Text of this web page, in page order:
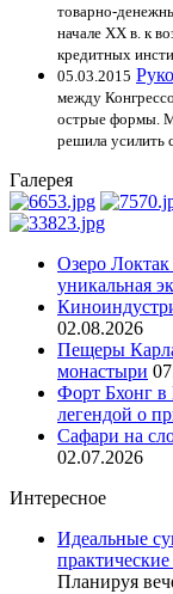
товарно-
начале XX в. к
кредитных
05.03.2015
между
острые формы.
решила
Галерея
Озеро
уникальная
02.08.2026
Пещеры
монастыри
Форт Бхонг в
легендой о
Сафари на
02.07.2026
Интересное
Идеальные
Планируя